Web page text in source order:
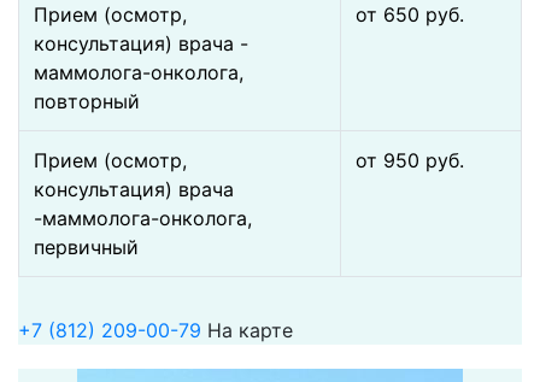
Прием (осмотр,
консультация) врача -
маммолога-онколога,
повторный
от 650 pуб.
Прием (осмотр,
консультация) врача
-маммолога-онколога,
первичный
от 950 pуб.
+7 (812) 209-00-79 На карте